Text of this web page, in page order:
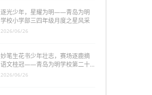
逐光少年，星耀为明——青岛为明
学校小学部三四年级月度之星风采
2026/06/26
妙笔生花书少年壮志，赛场逐鹿摘
语文桂冠——青岛为明学校第二十…
2026/06/26